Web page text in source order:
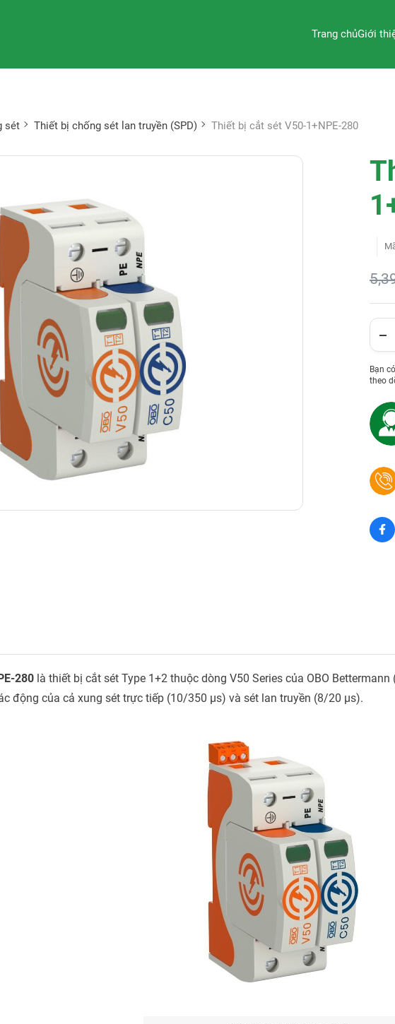
Trang chủGiới
sét Thiết bị chống sét lan truyền (SPD) Thiết bị cắt sét V50-1+NPE-280
Bạn
theo
280 là thiết bị cắt sét Type 1+2 thuộc dòng V50 Series của OBO
động của cả xung sét trực tiếp (10/350 µs) và sét lan truyền (8/20 µs).